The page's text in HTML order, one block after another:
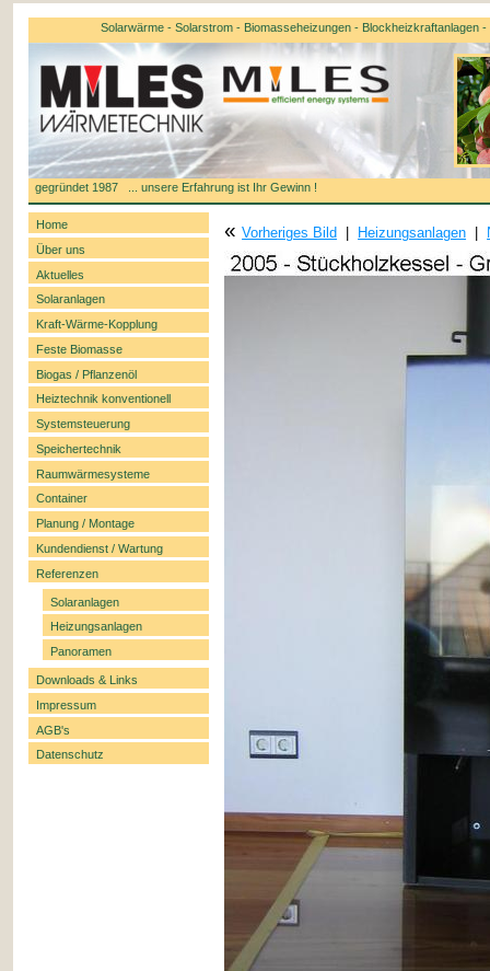
Solarwärme - Solarstrom - Biomasseheizungen -
gegründet 1987 ... unsere Erfahrung ist Ihr Gewinn !
Home
Über uns
Aktuelles
Solaranlagen
Kraft-Wärme-Kopplung
Feste Biomasse
Biogas / Pflanzenöl
Heiztechnik konventionell
Systemsteuerung
Speichertechnik
Raumwärmesysteme
Container
Planung / Montage
Kundendienst / Wartung
Referenzen
Solaranlagen
Heizungsanlagen
Panoramen
Downloads & Links
Impressum
AGB's
Datenschutz
«Vorheriges Bild Heizungsanlagen